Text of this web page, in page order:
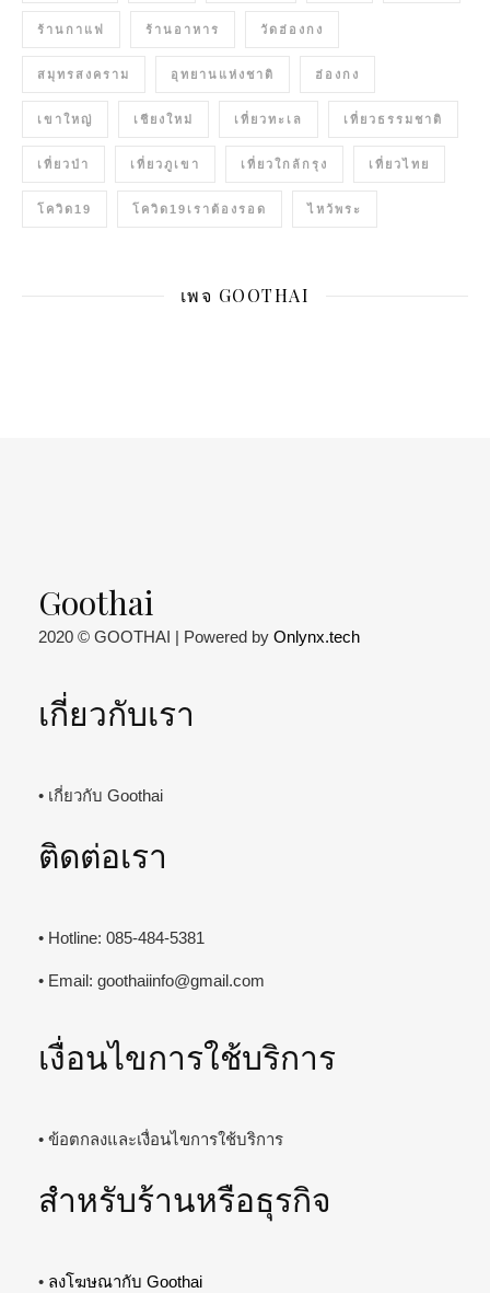
ร้านกาแฟ ร้านอาหาร วัดฮ่องกง
สมุทรสงคราม อุทยานแห่งชาติ ฮ่องกง
เขาใหญ่ เชียงใหม่ เที่ยวทะเล เที่ยวธรรมชาติ
เที่ยวป่า เที่ยวภูเขา เที่ยวใกล้กรุง เที่ยวไทย
โควิด19 โควิด19เราต้องรอด ไหว้พระ
เพจ GOOTHAI
Goothai
2020 © GOOTHAI | Powered by Onlynx.tech
เกี่ยวกับเรา
• เกี่ยวกับ Goothai
ติดต่อเรา
• Hotline: 085-484-5381
• Email: goothaiinfo@gmail.com
เงื่อนไขการใช้บริการ
• ข้อตกลงและเงื่อนไขการใช้บริการ
สำหรับร้านหรือธุรกิจ
• ลงโฆษณากับ Goothai